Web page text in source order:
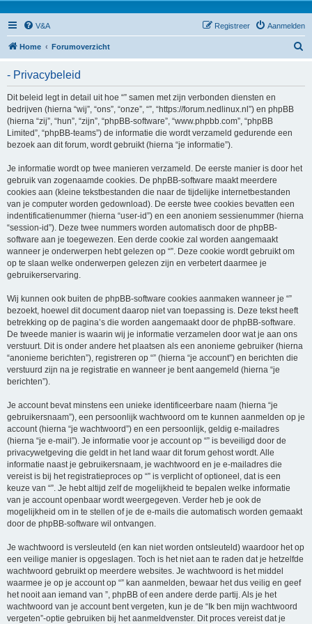
V&A Aanmelden
Registreer
Home Forumoverzicht
- Privacybeleid
Dit beleid legt in detail uit hoe “” samen met zijn verbonden diensten en
bedrijven (hierna “wij”, “ons”, “onze”, “”, “https://forum.nedlinux.nl”) en phpBB
(hierna “zij”, “hun”, “zijn”, “phpBB-software”, “www.phpbb.com”, “phpBB
Limited”, “phpBB-teams”) de informatie die wordt verzameld gedurende een
bezoek aan dit forum, wordt gebruikt (hierna “je informatie”).
Je informatie wordt op twee manieren verzameld. De eerste manier is door het
gebruik van zogenaamde cookies. De phpBB-software maakt meerdere
cookies aan (kleine tekstbestanden die naar de tijdelijke internetbestanden
van je computer worden gedownload). De eerste twee cookies bevatten een
indentificatienummer (hierna “user-id”) en een anoniem sessienummer (hierna
“session-id”). Deze twee nummers worden automatisch door de phpBB-
software aan je toegewezen. Een derde cookie zal worden aangemaakt
wanneer je onderwerpen hebt gelezen op “”. Deze cookie wordt gebruikt om
op te slaan welke onderwerpen gelezen zijn en verbetert daarmee je
gebruikerservaring.
Wij kunnen ook buiten de phpBB-software cookies aanmaken wanneer je “”
bezoekt, hoewel dit document daarop niet van toepassing is. Deze tekst heeft
betrekking op de pagina’s die worden aangemaakt door de phpBB-software.
De tweede manier is waarin wij je informatie verzamelen door wat je aan ons
verstuurt. Dit is onder andere het plaatsen als een anonieme gebruiker (hierna
“anonieme berichten”), registreren op “” (hierna “je account”) en berichten die
verstuurd zijn na je registratie en wanneer je bent aangemeld (hierna “je
berichten”).
Je account bevat minstens een unieke identificeerbare naam (hierna “je
gebruikersnaam”), een persoonlijk wachtwoord om te kunnen aanmelden op je
account (hierna “je wachtwoord”) en een persoonlijk, geldig e-mailadres
(hierna “je e-mail”). Je informatie voor je account op “” is beveiligd door de
privacywetgeving die geldt in het land waar dit forum gehost wordt. Alle
informatie naast je gebruikersnaam, je wachtwoord en je e-mailadres die
vereist is bij het registratieproces op “” is verplicht of optioneel, dat is een
keuze van “”. Je hebt altijd zelf de mogelijkheid te bepalen welke informatie
van je account openbaar wordt weergegeven. Verder heb je ook de
mogelijkheid om in te stellen of je de e-mails die automatisch worden gemaakt
door de phpBB-software wil ontvangen.
Je wachtwoord is versleuteld (en kan niet worden ontsleuteld) waardoor het op
een veilige manier is opgeslagen. Toch is het niet aan te raden dat je hetzelfde
wachtwoord gebruikt op meerdere websites. Je wachtwoord is het middel
waarmee je op je account op “” kan aanmelden, bewaar het dus veilig en geef
het nooit aan iemand van ”, phpBB of een andere derde partij. Als je het
wachtwoord van je account bent vergeten, kun je de “Ik ben mijn wachtwoord
vergeten”-optie gebruiken bij het aanmeldvenster. Dit proces vereist dat je